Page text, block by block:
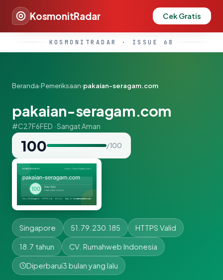
KosmonitRadar Cek Gratis
KOSMONITRADAR · ISSUE 68
Beranda›Pemeriksaan›pakaian-seragam.com
pakaian-seragam.com
#C27F6FED · Sangat Aman
100 / 100
Singapore 51.79.230.185 HTTPS Valid
18.7 tahun CV. Rumahweb Indonesia
Diperbarui3 bulan yang lalu